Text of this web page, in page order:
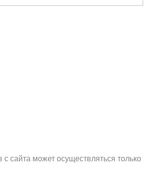
сайта может осуществляться только